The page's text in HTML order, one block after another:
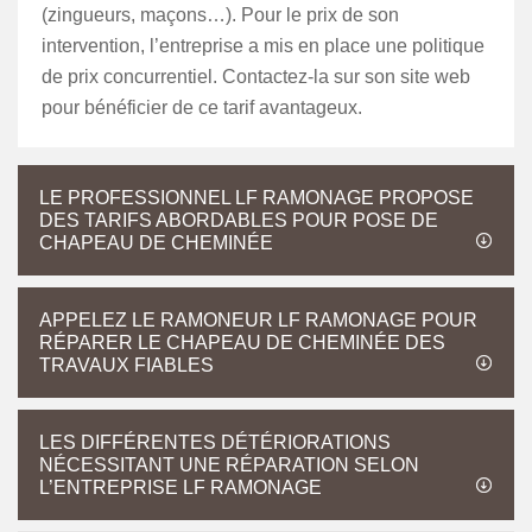
(zingueurs, maçons…). Pour le prix de son
intervention, l’entreprise a mis en place une politique
de prix concurrentiel. Contactez-la sur son site web
pour bénéficier de ce tarif avantageux.
LE PROFESSIONNEL LF RAMONAGE PROPOSE
DES TARIFS ABORDABLES POUR POSE DE
CHAPEAU DE CHEMINÉE
APPELEZ LE RAMONEUR LF RAMONAGE POUR
RÉPARER LE CHAPEAU DE CHEMINÉE DES
TRAVAUX FIABLES
LES DIFFÉRENTES DÉTÉRIORATIONS
NÉCESSITANT UNE RÉPARATION SELON
L’ENTREPRISE LF RAMONAGE